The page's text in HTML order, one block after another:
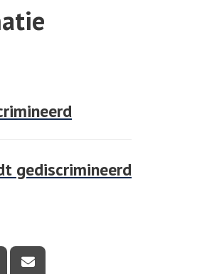
gediscrimineerd
via Facebook
pagina via Twitter
Deel deze pagina via LinkedIn